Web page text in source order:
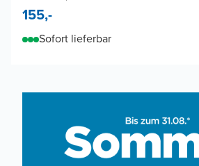
155,-
Sofort lieferbar